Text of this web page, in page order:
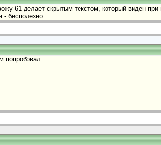
61 делает скрытым текстом, который виден
- бесполезно
попробовал